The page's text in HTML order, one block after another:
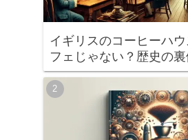
イギリスのコーヒーハ
フェじゃない？歴史の裏